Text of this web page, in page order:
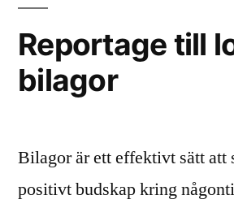
Reportage till
bilagor
Bilagor är ett effektivt sätt att
positivt budskap kring